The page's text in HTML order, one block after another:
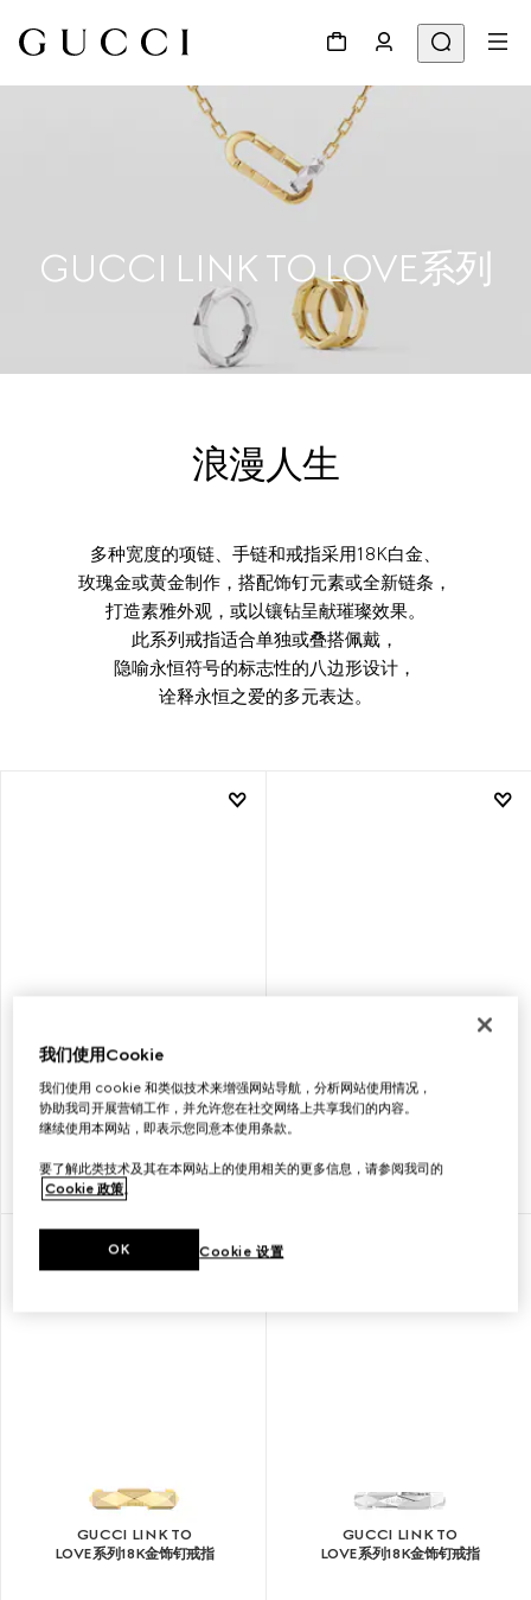
GUCCI LINK TO LOVE系列
浪漫人生
多种宽度的项链、手链和戒指采用18K白金、
玫瑰金或黄金制作，搭配饰钉元素或全新链条，
打造素雅外观，或以镶钻呈献璀璨效果。
此系列戒指适合单独或叠搭佩戴，
隐喻永恒符号的标志性的八边形设计，
诠释永恒之爱的多元表达。
GUCCI LINK TO
LOVE系列18K金镜面戒指
€ 1.100
GUCCI LINK TO
LOVE系列18K金饰钉戒指
GUCCI LINK TO
LOVE系列18K金饰钉戒指
GUCCI LINK TO
LOVE系列18K金饰钉戒指
我们使用Cookie
我们使用 cookie 和类似技术来增强网站导航，分析网站使用情况，
协助我司开展营销工作，并允许您在社交网络上共享我们的内容。
继续使用本网站，即表示您同意本使用条款。
要了解此类技术及其在本网站上的使用相关的更多信息，请参阅我司的
Cookie 政策。
Cookie 设置
OK